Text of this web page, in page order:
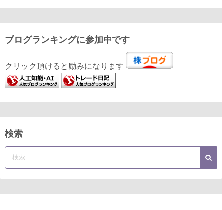
ブログランキングに参加中です
クリック頂けると励みになります
検索